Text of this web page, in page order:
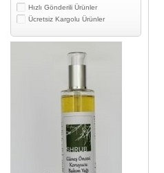
Hızlı Gönderili Ürünler
Ücretsiz Kargolu Ürünler